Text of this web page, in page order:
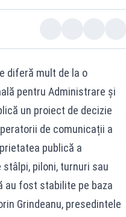
diferă mult de la o
pentru Administrare şi
un proiect de decizie
de comunicații a
publică a
piloni, turnuri sau
au fost stabilite pe baza
Grindeanu, presedintele